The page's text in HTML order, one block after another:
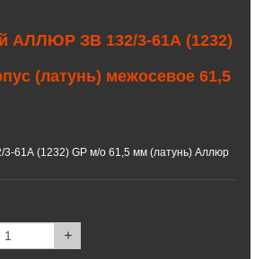
АЛЛЮР ЗВ 132/3-61А (1232)
(латунь) межосевое 61,5
3-61А (1232) GP м/о 61,5 мм (латунь) Аллюр
+